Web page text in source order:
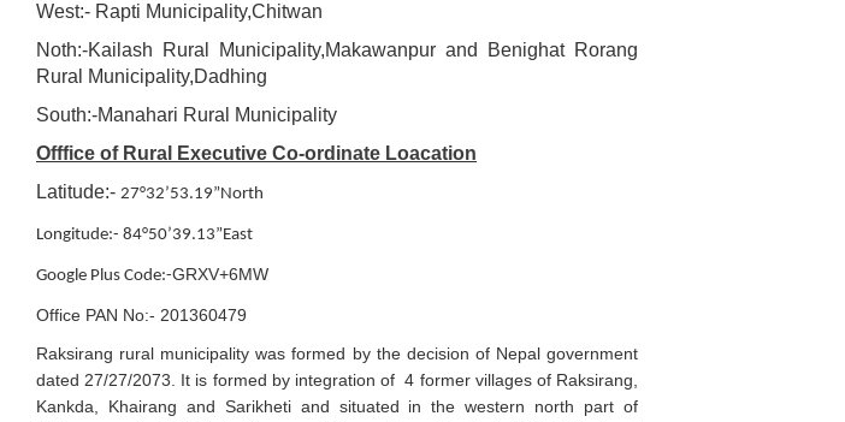
West:- Rapti Municipality,Chitwan
Noth:-Kailash Rural Municipality,Makawanpur and Benighat Rorang
Rural Municipality,Dadhing
South:-Manahari Rural Municipality
Offfice of Rural Executive Co-ordinate Loacation
Latitude:- 27°32’53.19”North
Longitude:- 84°50’39.13”East
Google Plus Code:-GRXV+6MW
Office PAN No:- 201360479
Raksirang rural municipality was formed by the decision of Nepal government
dated 27/27/2073. It is formed by integration of 4 former villages of Raksirang,
Kankda, Khairang and Sarikheti and situated in the western north part of